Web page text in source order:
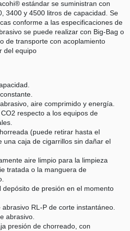
estándar se suministran con
3400 y 4500 litros de capacidad. Se
conforme a las especificaciones de
se puede realizar con Big-Bag o
de transporte con acoplamiento
del equipo
aire comprimido y energía.
respecto a los equipos de
(puede retirar hasta el
una caja de cigarrillos sin dañar el
aire limpio para la limpieza
tratada o la manguera de
depósito de presión en el momento
RL-P de corte instantáneo.
abrasivo.
presión de chorreado, con